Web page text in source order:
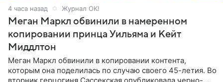
4 часа назад Журнал OK!
Меган Маркл обвинили в намеренном
копировании принца Уильяма и Кейт
Миддлтон
Меган Маркл обвинили в копировании контента,
которым она поделилась по случаю своего 45-летия. Во
вторник герцогиня Сассекская опубликовала черно-